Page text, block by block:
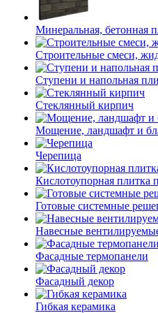
Минеральная, бетонная
Строительные смеси,
Ступени и напольная
Cтеклянный кирпич
Мощение, ландшафт и
Черепица
Кислотоупорная плитка
Готовые системные
Навесные
Фасадные термопанели
Фасадный декор
Гибкая керамика